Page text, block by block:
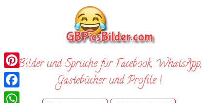
Bilder und Sprüche für Facebook, WhatsApp,
Gästebücher und Profile !
Pinterest
Facebook